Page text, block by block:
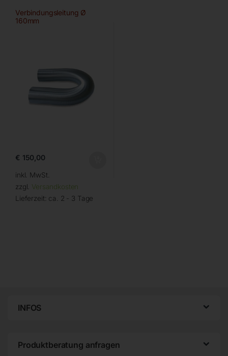
Verbindungsleitung Ø
160mm
€ 150,00
inkl. MwSt.
zzgl. Versandkosten
Lieferzeit: ca. 2 - 3 Tage
INFOS
Produktberatung anfragen